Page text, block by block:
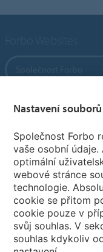
Forbo Flooring Systems
Forbo Movement
Pobočky
Vyberte svou zemi
Nastavení
Společnost Forbo
vaše osobní
optimální
webové stránce
technologie.
cookie se přitom
cookie pouze v
svůj souhlas. V
souhlas kdykoliv